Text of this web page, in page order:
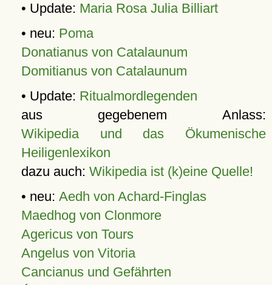
• Update: Maria Rosa Julia Billiart
• neu: Poma
Donatianus von Catalaunum
Domitianus von Catalaunum
• Update: Ritualmordlegenden
aus gegebenem Anlass:
Wikipedia und das Ökumenische
Heiligenlexikon
dazu auch: Wikipedia ist (k)eine Quelle!
• neu: Aedh von Achard-Finglas
Maedhog von Clonmore
Agericus von Tours
Angelus von Vitoria
Cancianus und Gefährten